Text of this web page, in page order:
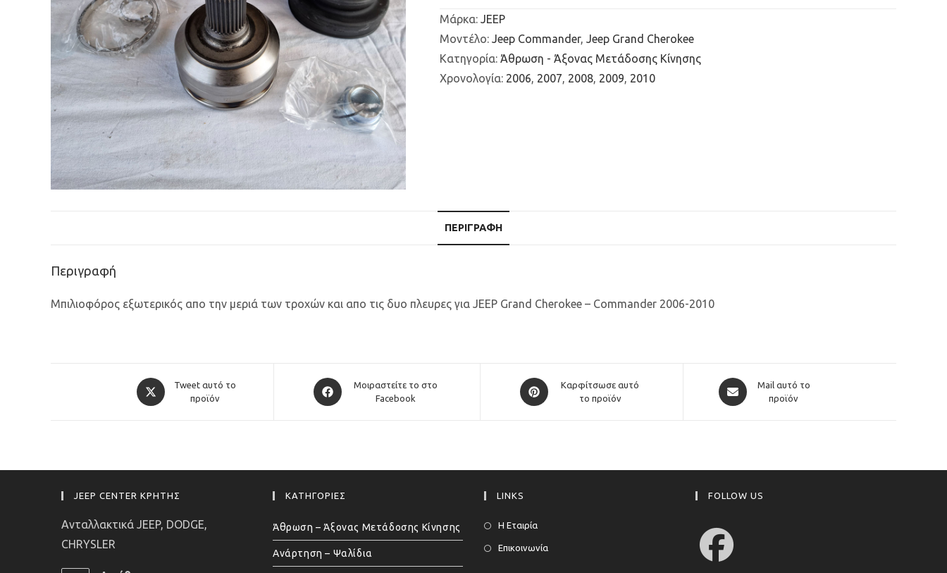
Μάρκα: JEEP
Μοντέλο: Jeep Commander, Jeep Grand Cherokee
Κατηγορία: Άθρωση - Άξονας Μετάδοσης Κίνησης
Χρονολογία: 2006, 2007, 2008, 2009, 2010
ΠΕΡΙΓΡΑΦΉ
Περιγραφή
Μπιλιοφόρος εξωτερικός απο την μεριά των τροχών και απο τις δυο πλευρες για JEEP Grand Cherokee – Commander 2006-2010
Opens
in
Tweet αυτό το
προϊόν
Opens
in
Μοιραστείτε το στο
Facebook
Opens
in
Καρφίτσωσε αυτό
το προϊόν
Opens
in
Mail αυτό το
προϊόν
JEEP CENTER ΚΡΗΤΗΣ
Ανταλλακτικά JEEP, DODGE,
CHRYSLER
ΚΑΤΗΓΟΡΙΕΣ
Άθρωση – Άξονας Μετάδοσης Κίνησης
Ανάρτηση – Ψαλίδια
LINKS
Η Εταιρία
Επικοινωνία
FOLLOW US